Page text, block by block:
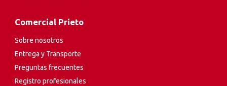
Comercial Prieto
Sobre nosotros
Entrega y Transporte
Preguntas frecuentes
Registro profesionales